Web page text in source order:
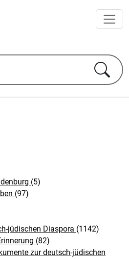
(5)
(97)
jüdischen Diaspora (1142)
(82)
zur deutsch-jüdischen